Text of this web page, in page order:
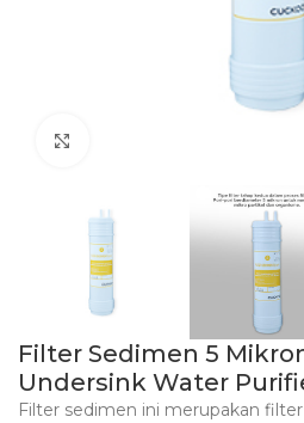
Filter Sedimen 5
Undersink Water
Filter sedimen ini merupakan